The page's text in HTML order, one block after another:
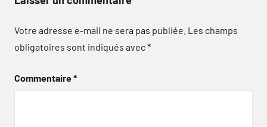
Votre adresse e-mail ne sera pas publiée. Les champs
obligatoires sont indiqués avec*
Commentaire*